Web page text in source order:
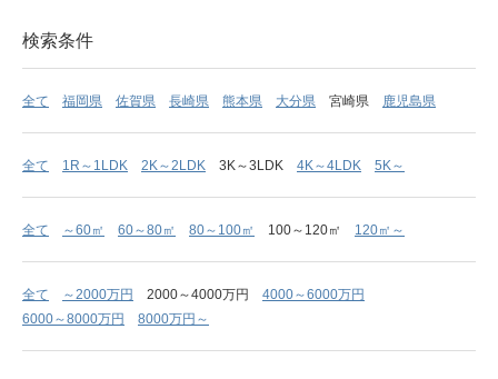
検索条件
全て 福岡県 佐賀県 長崎県 熊本県 大分県 宮崎県 鹿児島県
全て 1R～1LDK 2K～2LDK 3K～3LDK 4K～4LDK 5K～
全て ～60㎡ 60～80㎡ 80～100㎡ 100～120㎡ 120㎡～
全て ～2000万円 2000～4000万円
4000～6000万円
6000～8000万円
8000万円～